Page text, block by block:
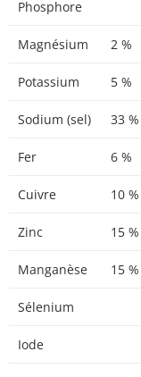
Phosphore
Magnésium 2 %
Potassium 5 %
Sodium (sel) 33 %
Fer 6 %
Cuivre 10 %
Zinc 15 %
Manganèse 15 %
Sélenium
Iode